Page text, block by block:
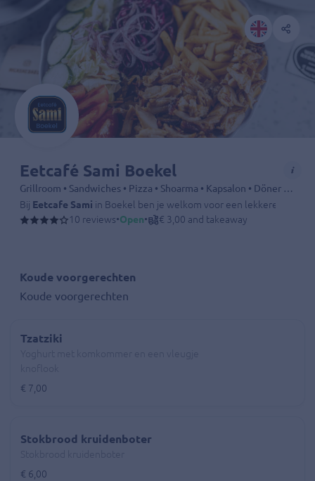
Eetcafé Sami Boekel
Grillroom • Sandwiches • Pizza • Shoarma • Kapsalon • Döner • Dürüm • Fries • Kebab • Drinks
Bij Eetcafe Sami in Boekel ben je welkom voor een lekkere en
10 reviews•Open• € 3,00 and takeaway
Koude voorgerechten
Koude voorgerechten
Tzatziki
€ 7,00
Stokbrood kruidenboter
€ 6,00